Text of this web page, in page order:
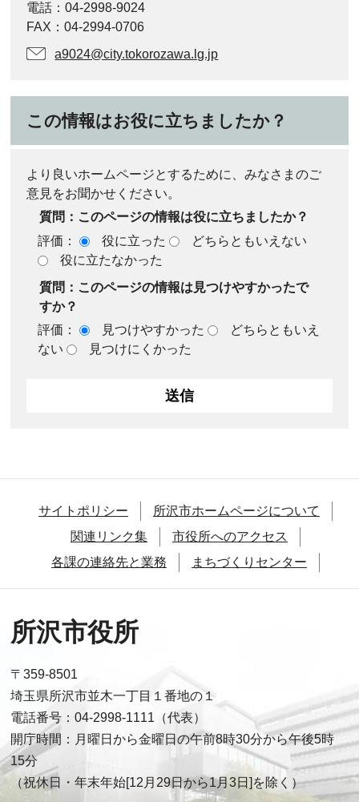
電話：04-2998-9024
FAX：04-2994-0706
a9024@city.tokorozawa.lg.jp
この情報はお役に立ちましたか？
より良いホームページとするために、みなさまのご
意見をお聞かせください。
質問：このページの情報は役に立ちましたか？
評価：
役に立った
どちらともいえない
役に立たなかった
質問：このページの情報は見つけやすかったで
すか？
評価：
見つけやすかった
どちらともいえ
ない
見つけにくかった
サイトポリシー
所沢市ホームページについて
関連リンク集
市役所へのアクセス
各課の連絡先と業務
まちづくりセンター
所沢市役所
〒359-8501
埼玉県所沢市並木一丁目１番地の１
電話番号：04-2998-1111（代表）
開庁時間：月曜日から金曜日の午前8時30分から午後5時
15分
（祝休日・年末年始[12月29日から1月3日]を除く）